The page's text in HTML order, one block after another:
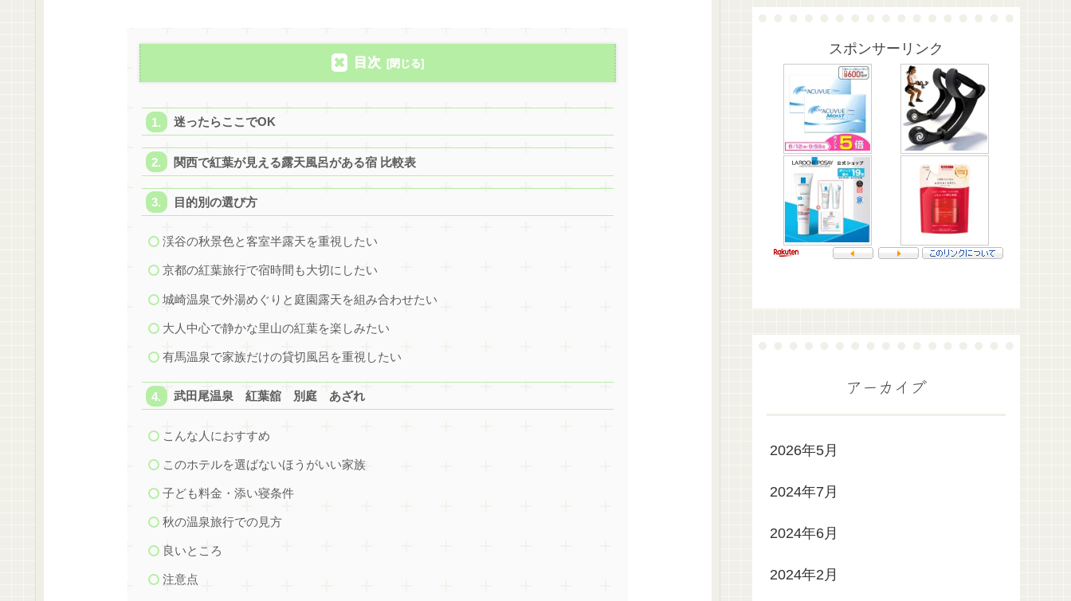
目次
迷ったらここでOK
関西で紅葉が見える露天風呂がある宿 比較表
目的別の選び方
渓谷の秋景色と客室半露天を重視したい
京都の紅葉旅行で宿時間も大切にしたい
城崎温泉で外湯めぐりと庭園露天を組み合わせたい
大人中心で静かな里山の紅葉を楽しみたい
有馬温泉で家族だけの貸切風呂を重視したい
武田尾温泉 紅葉舘 別庭 あざれ
こんな人におすすめ
このホテルを選ばないほうがいい家族
子ども料金・添い寝条件
秋の温泉旅行での見方
良いところ
注意点
スポンサーリンク
アーカイブ
2026年5月
2024年7月
2024年6月
2024年2月